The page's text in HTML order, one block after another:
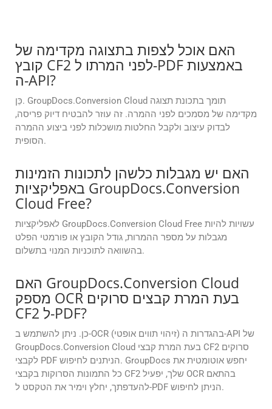
האם אוכל לצפות בתצוגה מקדימה של
קובץ CF2 לפני המרתו ל-PDF באמצעות
ה-API?
כֵּן. GroupDocs.Conversion Cloud תומך בתכונת תצוגה
מקדימה של מסמכים לפני ההמרה. זה עוזר להבטיח דיוק פריסה,
לבדוק עיצוב ולקבל החלטות מושכלות לפני ביצוע ההמרה
הסופית.
האם יש מגבלות כלשהן לתכונות הזמינות
באפליקציות GroupDocs.Conversion
Cloud Free?
לאפליקציות GroupDocs.Conversion Cloud Free עשויות להיות
מגבלות על מספר ההמרות, גודל הקובץ או פורמטי הפלט
בהשוואה לתוכניות המנוי בתשלום.
האם GroupDocs.Conversion Cloud
מספק OCR בעת המרת קבצים סרוקים
CF2 ל-PDF?
כן. ניתן להשתמש ב-OCR (זיהוי תווים אופטי) בהגדרות ה-API של
GroupDocs.Conversion Cloud בעת המרת קבצי CF2 סרוקים
לקבצי PDF הניתנים לחיפוש. GroupDocs יחפש אוטומטית את
כל התמונות הסרוקות בקבצי CF2 שלך, יפעיל OCR בהתאם
להעדפתך, יחלץ וימיר את הטקסט ל-PDF הניתן לחיפוש.